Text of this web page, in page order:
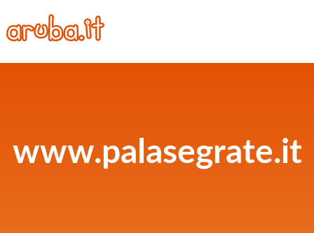
www.palasegrate.it